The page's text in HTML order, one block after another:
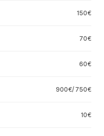
150€
70€
60€
10€
900€/ 750€